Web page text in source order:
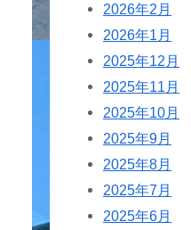
2026年2月
2026年1月
2025年12月
2025年11月
2025年10月
2025年9月
2025年8月
2025年7月
2025年6月